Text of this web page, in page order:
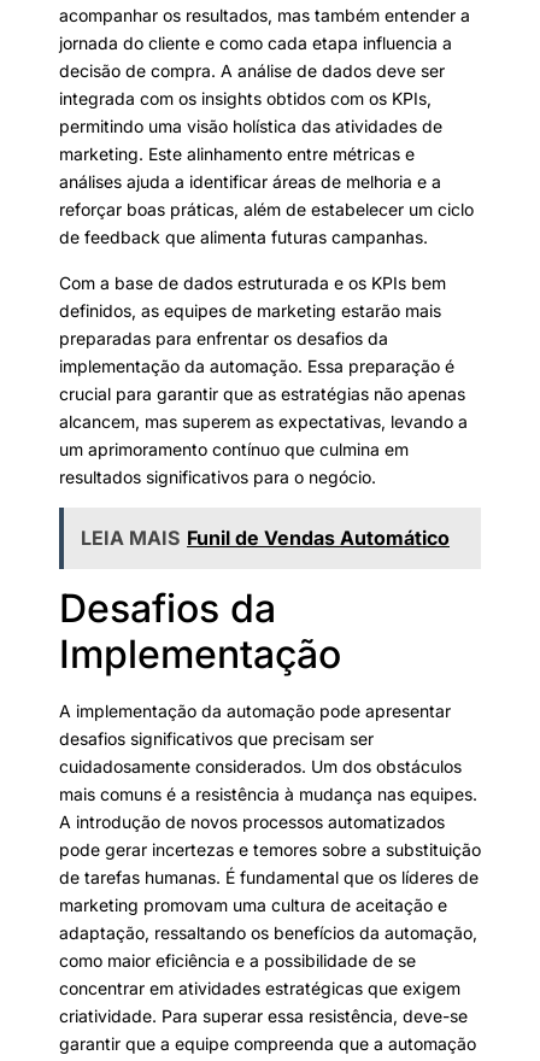
acompanhar os resultados, mas também entender a
jornada do cliente e como cada etapa influencia a
decisão de compra. A análise de dados deve ser
integrada com os insights obtidos com os KPIs,
permitindo uma visão holística das atividades de
marketing. Este alinhamento entre métricas e
análises ajuda a identificar áreas de melhoria e a
reforçar boas práticas, além de estabelecer um ciclo
de feedback que alimenta futuras campanhas.
Com a base de dados estruturada e os KPIs bem
definidos, as equipes de marketing estarão mais
preparadas para enfrentar os desafios da
implementação da automação. Essa preparação é
crucial para garantir que as estratégias não apenas
alcancem, mas superem as expectativas, levando a
um aprimoramento contínuo que culmina em
resultados significativos para o negócio.
LEIA MAIS Funil de Vendas Automático
Desafios da
Implementação
A implementação da automação pode apresentar
desafios significativos que precisam ser
cuidadosamente considerados. Um dos obstáculos
mais comuns é a resistência à mudança nas equipes.
A introdução de novos processos automatizados
pode gerar incertezas e temores sobre a substituição
de tarefas humanas. É fundamental que os líderes de
marketing promovam uma cultura de aceitação e
adaptação, ressaltando os benefícios da automação,
como maior eficiência e a possibilidade de se
concentrar em atividades estratégicas que exigem
criatividade. Para superar essa resistência, deve-se
garantir que a equipe compreenda que a automação